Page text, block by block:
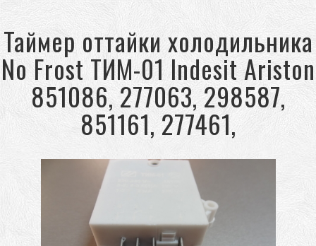
Таймер оттайки холодильника
No Frost ТИМ-01 Indesit Ariston
851086, 277063, 298587,
851161, 277461,